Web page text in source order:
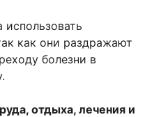
как они раздражают
болезни в
отдыха, лечения и